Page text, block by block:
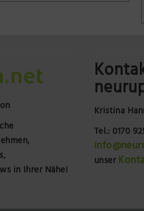
in Ihrer Nähe!
Kristina
Tel.: 0170
unser